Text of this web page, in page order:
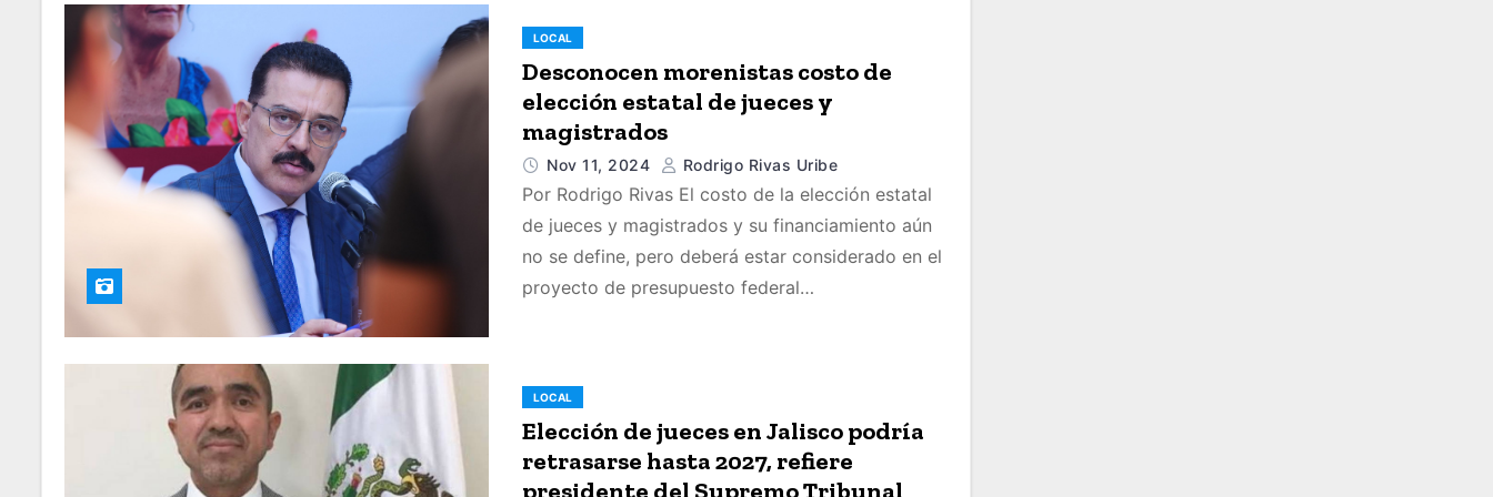
LOCAL
Desconocen morenistas costo de
elección estatal de jueces y
magistrados
Nov 11, 2024 Rodrigo Rivas Uribe
Por Rodrigo Rivas El costo de la elección estatal
de jueces y magistrados y su financiamiento aún
no se define, pero deberá estar considerado en el
proyecto de presupuesto federal…
LOCAL
Elección de jueces en Jalisco podría
retrasarse hasta 2027, refiere